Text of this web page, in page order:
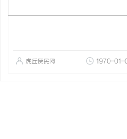
虎丘便民网 1970-01-